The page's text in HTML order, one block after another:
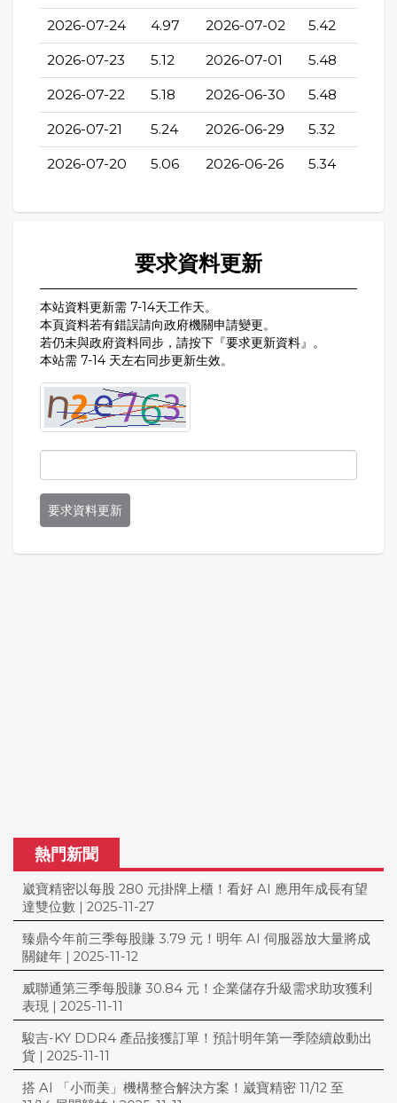
2026-07-24 4.97 2026-07-02 5.42
2026-07-23 5.12 2026-07-01 5.48
2026-07-22 5.18 2026-06-30 5.48
2026-07-21 5.24 2026-06-29 5.32
2026-07-20 5.06 2026-06-26 5.34
要求資料更新
本站資料更新需 7-14天工作天。
本頁資料若有錯誤請向政府機關申請變更。
若仍未與政府資料同步，請按下『要求更新資料』。
本站需 7-14 天左右同步更新生效。
要求資料更新
熱門新聞
崴寶精密以每股 280 元掛牌上櫃！看好 AI 應用年成長有望
達雙位數 | 2025-11-27
臻鼎今年前三季每股賺 3.79 元！明年 AI 伺服器放大量將成
關鍵年 | 2025-11-12
威聯通第三季每股賺 30.84 元！企業儲存升級需求助攻獲利
表現 | 2025-11-11
駿吉-KY DDR4 產品接獲訂單！預計明年第一季陸續啟動出
貨 | 2025-11-11
搭 AI 「小而美」機構整合解決方案！崴寶精密 11/12 至